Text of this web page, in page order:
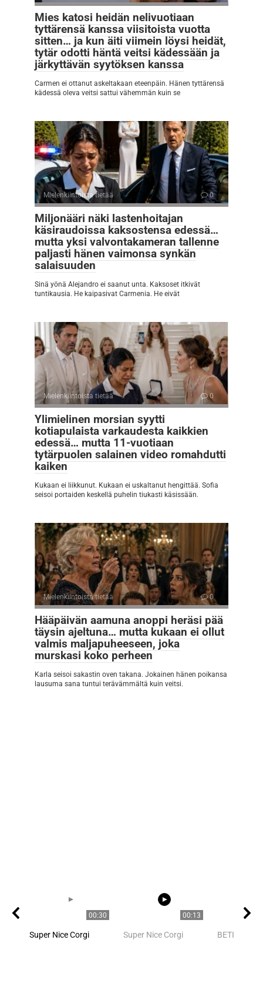
Mies katosi heidän nelivuotiaan
tyttärensä kanssa viisitoista vuotta
sitten… ja kun äiti viimein löysi heidät,
tytär odotti häntä veitsi kädessään ja
järkyttävän syytöksen kanssa
Carmen ei ottanut askeltakaan eteenpäin. Hänen tyttärensä
kädessä oleva veitsi sattui vähemmän kuin se
Mielenkiintoista tietää 0
Miljonääri näki lastenhoitajan
käsiraudoissa kaksostensa edessä…
mutta yksi valvontakameran tallenne
paljasti hänen vaimonsa synkän
salaisuuden
Sinä yönä Alejandro ei saanut unta. Kaksoset itkivät
tuntikausia. He kaipasivat Carmenia. He eivät
Mielenkiintoista tietää 0
Ylimielinen morsian syytti
kotiapulaista varkaudesta kaikkien
edessä… mutta 11-vuotiaan
tytärpuolen salainen video romahdutti
kaiken
Kukaan ei liikkunut. Kukaan ei uskaltanut hengittää. Sofia
seisoi portaiden keskellä puhelin tiukasti käsissään.
Mielenkiintoista tietää 0
Hääpäivän aamuna anoppi heräsi pää
täysin ajeltuna… mutta kukaan ei ollut
valmis maljapuheeseen, joka
murskasi koko perheen
Karla seisoi sakastin oven takana. Jokainen hänen poikansa
lausuma sana tuntui terävämmältä kuin veitsi.
00:30
Super Nice Corgi
00:13
Super Nice Corgi BETISIER